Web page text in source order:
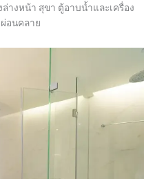
างหน้า สุขา ตู้อาบน้ำและเครื่อง
อนคลาย